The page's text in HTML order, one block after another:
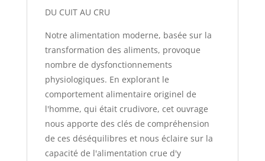
DU CUIT AU CRU
Notre alimentation moderne, basée sur la
transformation des aliments, provoque
nombre de dysfonctionnements
physiologiques. En explorant le
comportement alimentaire originel de
l'homme, qui était crudivore, cet ouvrage
nous apporte des clés de compréhension
de ces déséquilibres et nous éclaire sur la
capacité de l'alimentation crue d'y